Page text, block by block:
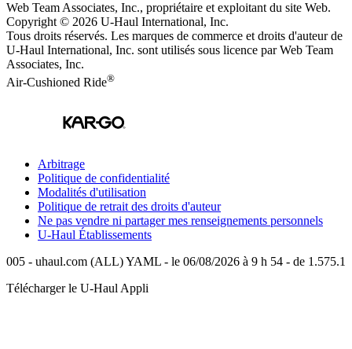
Web Team Associates, Inc., propriétaire et exploitant du site Web.
Copyright © 2026 U-Haul International, Inc.
Tous droits réservés. Les marques de commerce et droits d'auteur de
U-Haul International, Inc. sont utilisés sous licence par Web Team
Associates, Inc.
Air-Cushioned Ride®
Arbitrage
Politique de confidentialité
Modalités d'utilisation
Politique de retrait des droits d'auteur
Ne pas vendre ni partager mes renseignements personnels
U-Haul Établissements
005 - uhaul.com (ALL) YAML - le 06/08/2026 à 9 h 54 - de 1.575.1
Télécharger le U-Haul Appli